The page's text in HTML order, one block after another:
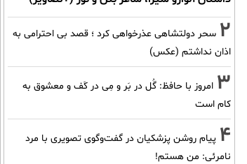
2 سحر دولتشاهی عذرخواهی کرد ؛ قصد بی احترامی به
اذان نداشتم (عکس)
3 امروز با حافظ: گُل در بَر و مِی در کَف و معشوق به
کام است
4 پیام روشن پزشکیان در گفت‌و‌گوی تصویری با مرد
نامرئی: من هستم!